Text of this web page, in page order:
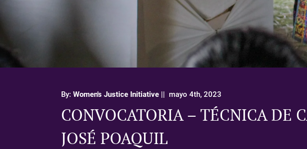
By: Women's Justice Initiative|| mayo 4th, 2023
CONVOCATORIA – TÉCNICA DE
JOSÉ POAQUIL